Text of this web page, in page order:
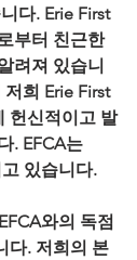
다. Erie First
부터 친근한
려져 있습니
희 Erie First
헌신적이고 발
. EFCA는
있습니다.
와의 독점
다. 저희의 본